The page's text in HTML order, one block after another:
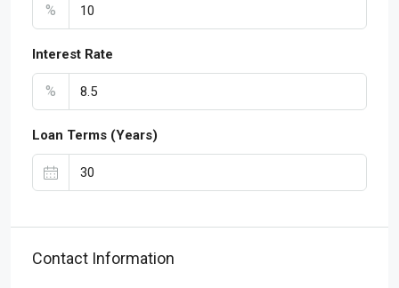
%
Interest Rate
%
Loan Terms (Years)
Contact Information